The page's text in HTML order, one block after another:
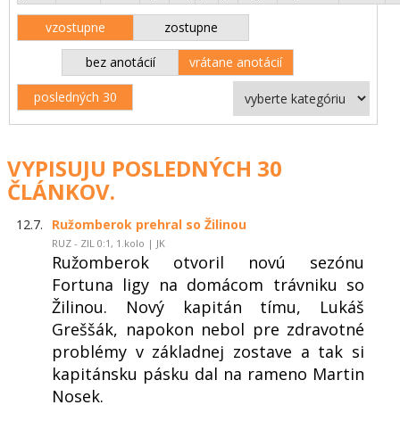
vzostupne zostupne
bez anotácií vrátane anotácií
posledných 30
VYPISUJU POSLEDNÝCH 30
ČLÁNKOV.
12.7. Ružomberok prehral so Žilinou
RUZ - ZIL 0:1, 1.kolo | JK
Ružomberok otvoril novú sezónu
Fortuna ligy na domácom trávniku so
Žilinou. Nový kapitán tímu, Lukáš
Greššák, napokon nebol pre zdravotné
problémy v základnej zostave a tak si
kapitánsku pásku dal na rameno Martin
Nosek.